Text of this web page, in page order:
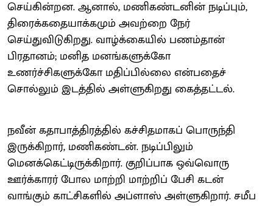
செய்கின்றன. ஆனால், மணிகண்டனின் நடிப்பும்,
திரைக்கதையாக்கமும் அவற்றை நேர்
செய்துவிடுகிறது. வாழ்க்கையில் பணம்தான்
பிரதானம்; மனித மனங்களுக்கோ
உணர்ச்சிகளுக்கோ மதிப்பில்லை என்பதைச்
சொல்லும் இடத்தில் அள்ளுகிறது கைத்தட்டல்.
நவீன் கதாபாத்திரத்தில் கச்சிதமாகப் பொருந்தி
இருக்கிறார், மணிகண்டன். நடிப்பிலும்
மெனக்கெட்டிருக்கிறார். குறிப்பாக ஒவ்வொரு
ஊர்க்காரர் போல மாற்றி மாற்றிப் பேசி கடன்
வாங்கும் காட்சிகளில் அப்ளாஸ் அள்ளுகிறார். சமீப